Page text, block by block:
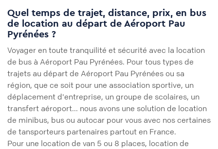
Quel temps de trajet, distance, prix, en bus
de location au départ de Aéroport Pau
Pyrénées ?
Voyager en toute tranquilité et sécurité avec la location
de bus à Aéroport Pau Pyrénées. Pour tous types de
trajets au départ de Aéroport Pau Pyrénées ou sa
région, que ce soit pour une association sportive, un
déplacement d'entreprise, un groupe de scolaires, un
transfert aéroport... nous avons une solution de location
de minibus, bus ou autocar pour vous avec nos certaines
de tansporteurs partenaires partout en France.
Pour une location de van 5 ou 8 places, location de